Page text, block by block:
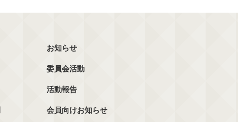
お知らせ
委員会活動
活動報告
会員向けお知らせ